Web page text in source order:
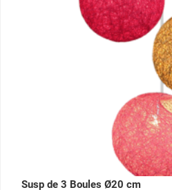
Susp de 3 Boules Ø20 cm